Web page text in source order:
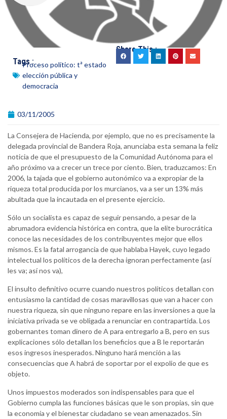
Tags :Proceso político: tª estado
elección pública y
democracia
Share This :
03/11/2005
La Consejera de Hacienda, por ejemplo, que no es precisamente la
delegada provincial de Bandera Roja, anunciaba esta semana la feliz
noticia de que el presupuesto de la Comunidad Autónoma para el
año próximo va a crecer un trece por ciento. Bien, traduzcamos: En
2006, la tajada que el gobierno autonómico va a expropiar de la
riqueza total producida por los murcianos, va a ser un 13% más
abultada que la incautada en el presente ejercicio.
Sólo un socialista es capaz de seguir pensando, a pesar de la
abrumadora evidencia histórica en contra, que la elite burocrática
conoce las necesidades de los contribuyentes mejor que ellos
mismos. Es la fatal arrogancia de que hablaba Hayek, cuyo legado
intelectual los políticos de la derecha ignoran perfectamente (así
les va; así nos va),
El insulto definitivo ocurre cuando nuestros políticos detallan con
entusiasmo la cantidad de cosas maravillosas que van a hacer con
nuestra riqueza, sin que ninguno repare en las inversiones a que la
iniciativa privada se ve obligada a renunciar en contrapartida. Los
gobernantes toman dinero de A para entregarlo a B, pero en sus
explicaciones sólo detallan los beneficios que a B le reportarán
esos ingresos inesperados. Ninguno hará mención a las
consecuencias que A habrá de soportar por el expolio de que es
objeto.
Unos impuestos moderados son indispensables para que el
Gobierno cumpla las funciones básicas que le son propias, sin que
la economía y el bienestar ciudadano se vean amenazados. Sin